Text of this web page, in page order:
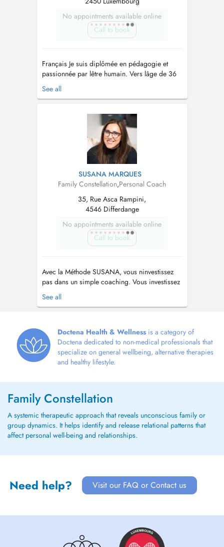
No appointments available online
Call to book
Français Je suis diplômée en pédagogie et
passionnée par lêtre humain. Vers lâge de 36
ans, jai découvert la thérapie comme un
chemin de connaissance de soi, dexpansion
de vivre. Jai approfondi mes études en thérapie
des constellations familiales ...
See all
SUSANA MARQUES
Family Constellation,Personal Coach
35, Rue Asca Rampini,
4546 Differdange
No appointments available online
Call to book
Avec la Méthode SUSANA, vous ninvestissez
pas dans un simple coaching. Vous investissez
en vous, pour retrouver votre juste place et
redevenir pleinement vous-même. Jaide les
place, leur confiance, leur équili...
See all
Doctena Health & Wellness is a category of
Doctena dedicated to non-medical professionals that
specialize on general wellbeing, alternative therapies
and healthy lifestyle.
Family Constellation
A systemic therapeutic approach that reveals unconscious family or
group dynamics. It helps identify and release relational patterns that
affect personal well-being and relationships.
Need help? Visit our FAQ or Contact us